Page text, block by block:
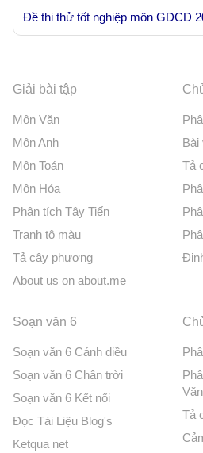
Đề thi thử tốt nghiệp môn GDCD
Giải bài tập
Môn Văn
Môn Anh
Môn Toán
Môn Hóa
Phân tích Tây Tiến
Tranh tô màu
Tả cây phượng
About us on about.me
Bài
Tả
Soạn văn 6
Soạn văn 6 Cánh diều
Soạn văn 6 Chân trời
Soạn văn 6 Kết nối
Đọc Tài Liệu Blog's
Ketqua net
Văn
Tả